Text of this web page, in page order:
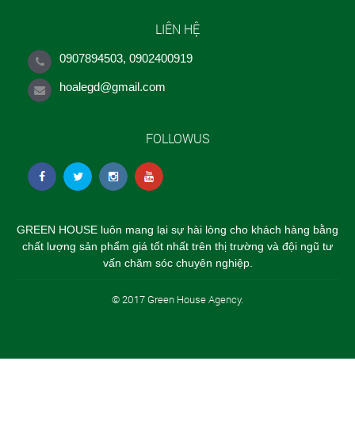
LIÊN HỆ
0907894503, 0902400919
hoalegd@gmail.com
FOLLOWUS
GREEN HOUSE luôn mang lại sự hài lòng cho khách hàng bằng
chất lượng sản phẩm giá tốt nhất trên thị trường và đội ngũ tư
vấn chăm sóc chuyên nghiệp.
© 2017 Green House Agency.